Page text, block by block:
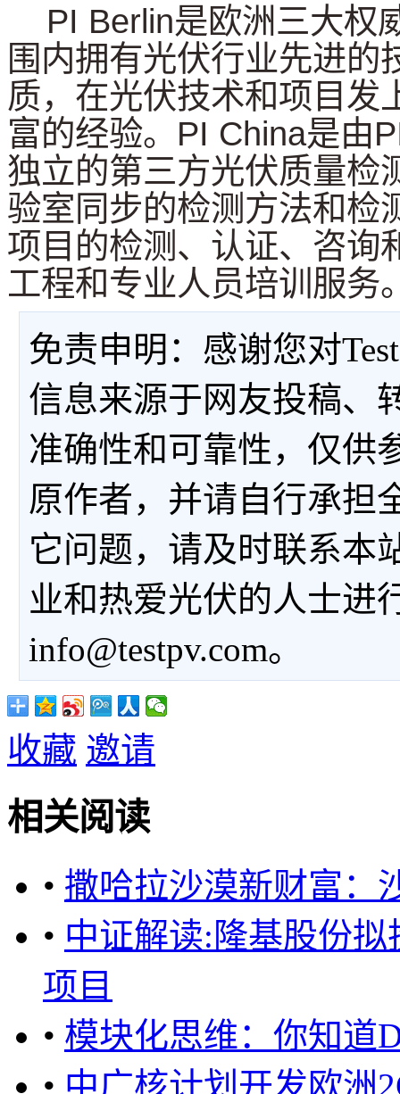
PI Berlin是欧洲三大权
围内拥有光伏行业先进的
质，在光伏技术和项目发
富的经验。PI China是由
独立的第三方光伏质量检
验室同步的检测方法和检
项目的检测、认证、咨询
工程和专业人员培训服务
免责申明：感谢您对
信息来源于网友投稿、
准确性和可靠性，仅供
原作者，并请自行承担
它问题，请及时联系本
业和热爱光伏的人士进
info@testpv.com。
收藏 邀请
相关阅读
• 撒哈拉沙漠新财富：
• 中证解读:隆基股份
项目
• 模块化思维：你知道
• 中广核计划开发欧洲